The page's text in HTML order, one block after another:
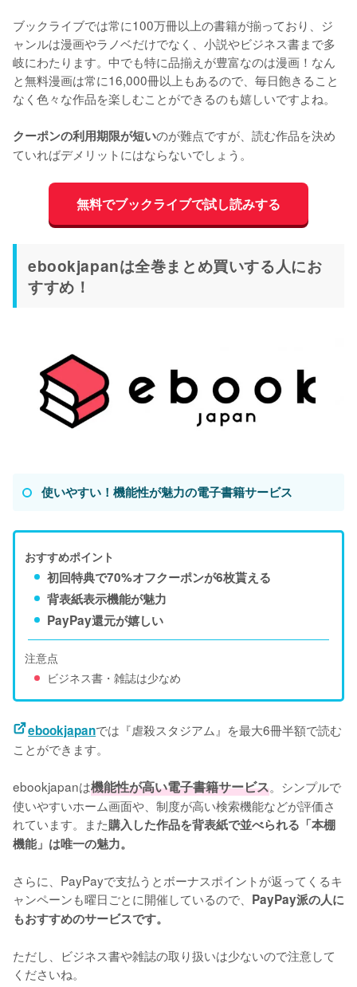
ブックライブでは常に100万冊以上の書籍が揃っており、ジ
ャンルは漫画やラノベだけでなく、小説やビジネス書まで多
岐にわたります。中でも特に品揃えが豊富なのは漫画！なん
と無料漫画は常に16,000冊以上もあるので、毎日飽きること
なく色々な作品を楽しむことができるのも嬉しいですよね。
クーポンの利用期限が短いのが難点ですが、読む作品を決め
ていればデメリットにはならないでしょう。
無料でブックライブで試し読みする
ebookjapanは全巻まとめ買いする人にお
すすめ！
使いやすい！機能性が魅力の電子書籍サービス
おすすめポイント
初回特典で70%オフクーポンが6枚貰える
背表紙表示機能が魅力
PayPay還元が嬉しい
注意点
ビジネス書・雑誌は少なめ
ebookjapanでは『虐殺スタジアム』を最大6冊半額で読む
ことができます。
ebookjapanは機能性が高い電子書籍サービス。シンプルで
使いやすいホーム画面や、制度が高い検索機能などが評価さ
れています。また購入した作品を背表紙で並べられる「本棚
機能」は唯一の魅力。
さらに、PayPayで支払うとボーナスポイントが返ってくるキ
ャンペーンも曜日ごとに開催しているので、 PayPay派の人に
もおすすめのサービスです。
ただし、ビジネス書や雑誌の取り扱いは少ないので注意して
くださいね。